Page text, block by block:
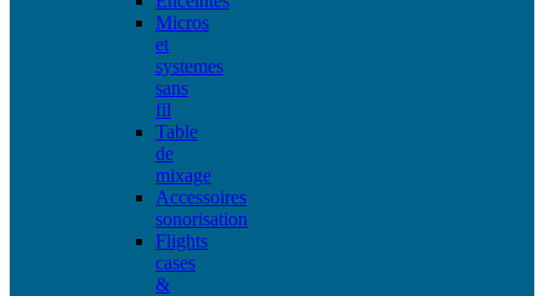
Micros
et
systemes
sans
fil
Table
de
mixage
Accessoires
sonorisation
Flights
cases
&